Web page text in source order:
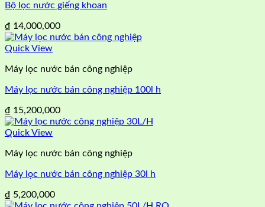
Bộ lọc nước giếng khoan
₫ 14,000,000
Quick View
Máy lọc nước bán công nghiệp
Máy lọc nước bán công nghiệp 100l h
₫ 15,200,000
Quick View
Máy lọc nước bán công nghiệp
Máy lọc nước bán công nghiệp 30l h
₫ 5,200,000